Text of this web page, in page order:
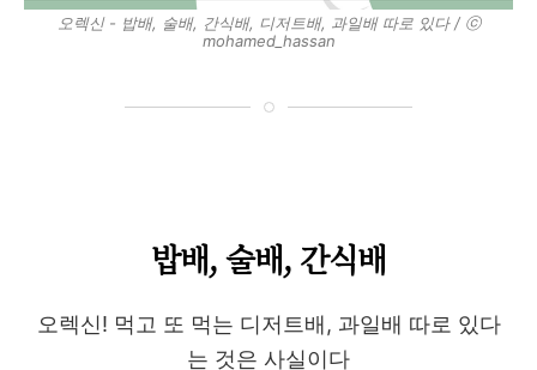
오렉신 - 밥배, 술배, 간식배, 디저트배, 과일배 따로 있다 / ⓒ
mohamed_hassan
밥배, 술배, 간식배
오렉신! 먹고 또 먹는 디저트배, 과일배 따로 있다
는 것은 사실이다